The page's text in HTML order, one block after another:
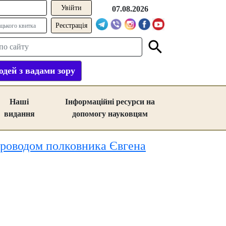
Реєстрація
07.08.2026
з вадами зору
Наші
видання
Інформаційні ресурси на
допомогу науковцям
полковника Євгена